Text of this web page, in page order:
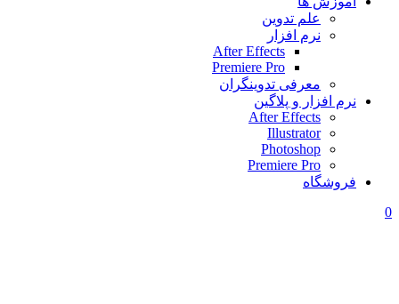
علم تدوین
نرم افزار
After Effects
Premiere Pro
معرفی تدوینگران
نرم افزار و پلاگین
After Effects
Illustrator
Photoshop
Premiere Pro
فروشگاه
0